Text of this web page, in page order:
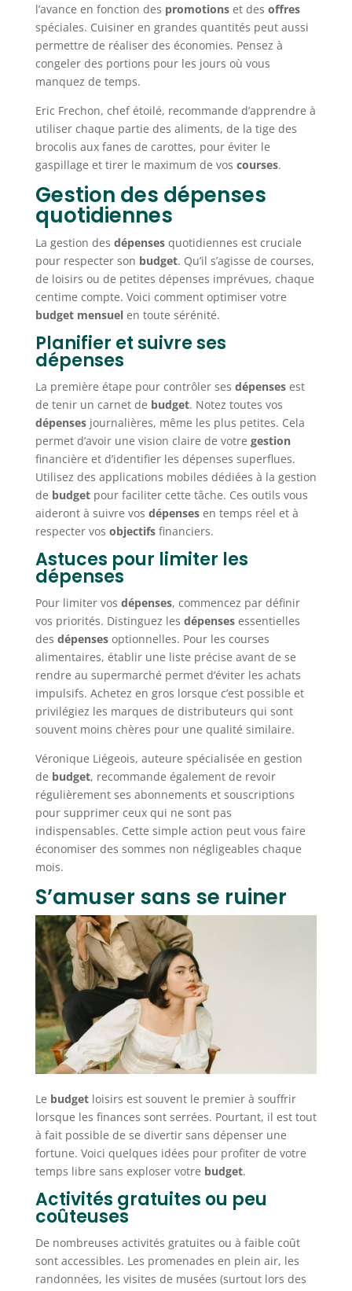
l’avance en fonction des promotionset des offres
spéciales. Cuisiner en grandes quantités peut aussi
permettre de réaliser des économies. Pensez à
congeler des portions pour les jours où vous
manquez de temps.
Eric Frechon, chef étoilé, recommande d’apprendre à
utiliser chaque partie des aliments, de la tige des
brocolis aux fanes de carottes, pour éviter le
gaspillage et tirer le maximum de vos courses.
Gestion des dépenses
quotidiennes
La gestion des dépensesquotidiennes est cruciale
pour respecter son budget. Qu’il s’agisse de courses,
de loisirs ou de petites dépenses imprévues, chaque
centime compte. Voici comment optimiser votre
budget mensuelen toute sérénité.
Planifier et suivre ses
dépenses
La première étape pour contrôler ses dépensesest
de tenir un carnet de budget. Notez toutes vos
dépensesjournalières, même les plus petites. Cela
permet d’avoir une vision claire de votre gestion
financière et d’identifier les dépenses superflues.
Utilisez des applications mobiles dédiées à la gestion
de budgetpour faciliter cette tâche. Ces outils vous
aideront à suivre vos dépensesen temps réel et à
respecter vos objectifsfinanciers.
Astuces pour limiter les
dépenses
Pour limiter vos dépenses, commencez par définir
vos priorités. Distinguez les dépensesessentielles
des dépensesoptionnelles. Pour les courses
alimentaires, établir une liste précise avant de se
rendre au supermarché permet d’éviter les achats
impulsifs. Achetez en gros lorsque c’est possible et
privilégiez les marques de distributeurs qui sont
souvent moins chères pour une qualité similaire.
Véronique Liégeois, auteure spécialisée en gestion
de budget, recommande également de revoir
régulièrement ses abonnements et souscriptions
pour supprimer ceux qui ne sont pas
indispensables. Cette simple action peut vous faire
économiser des sommes non négligeables chaque
mois.
S’amuser sans se ruiner
Le budgetloisirs est souvent le premier à souffrir
lorsque les finances sont serrées. Pourtant, il est tout
à fait possible de se divertir sans dépenser une
fortune. Voici quelques idées pour profiter de votre
temps libre sans exploser votre budget.
Activités gratuites ou peu
coûteuses
De nombreuses activités gratuites ou à faible coût
sont accessibles. Les promenades en plein air, les
randonnées, les visites de musées (surtout lors des